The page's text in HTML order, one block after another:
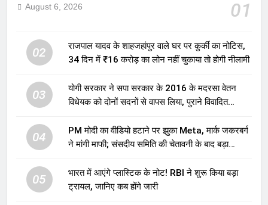
01
August 6, 2026
02
राजपाल यादव के शाहजहांपुर वाले घर पर कुर्की का नोटिस,
34 दिन में ₹16 करोड़ का लोन नहीं चुकाया तो होगी नीलामी
03
योगी सरकार ने सपा सरकार के 2016 के मदरसा वेतन
विधेयक को दोनों सदनों से वापस लिया, पुराने विवादित
04
PM मोदी का वीडियो हटाने पर झुका Meta, मार्क जकरबर्ग
ने मांगी माफी; संसदीय समिति की चेतावनी के बाद बड़ा
05
भारत में आएंगे प्लास्टिक के नोट! RBI ने शुरू किया बड़ा
ट्रायल, जानिए कब होंगे जारी